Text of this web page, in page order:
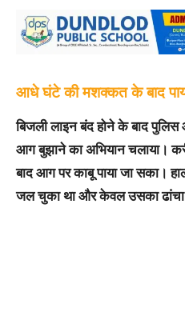
आधे घंटे की मशक्कत के बाद
बिजली लाइन बंद होने के बाद
आग बुझाने का अभियान चलाया।
बाद आग पर काबू पाया जा सका।
जल चुका था और केवल उसका ढांचा